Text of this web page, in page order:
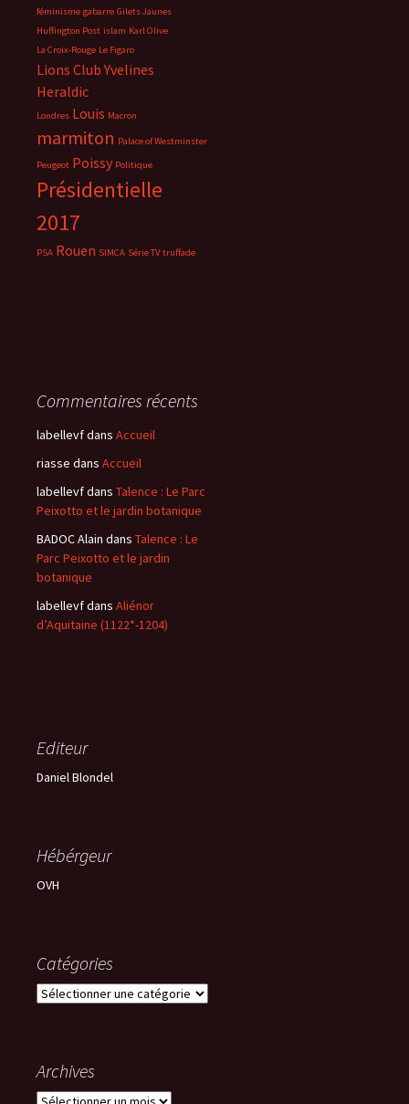
féminisme gabarre Gilets Jaunes
Huffington Post islam Karl Olive
La Croix-Rouge Le Figaro
Lions Club Yvelines
Heraldic
Londres Louis Macron
marmiton Palace of Westminster
Peugeot Poissy Politique
Présidentielle
2017
PSA Rouen SIMCA Série TV truffade
Commentaires récents
labellevfdans Accueil
riasse dans Accueil
labellevfdans Talence : Le Parc
Peixotto et le jardin botanique
BADOC Alain dans Talence : Le
Parc Peixotto et le jardin
botanique
labellevfdans Aliénor
d’Aquitaine (1122*-1204)
Editeur
Daniel Blondel
Hébérgeur
OVH
Catégories
Catégories
Archives
Archives